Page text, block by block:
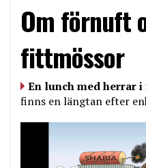
Om förnuft
fittmössor
En lunch med herrar
finns en längtan efter